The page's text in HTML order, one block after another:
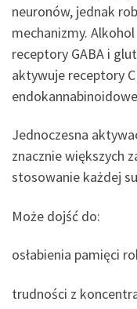
neuronów, jednak
mechanizmy.
receptory GABA i
aktywuje receptory
Jednoczesna
znacznie większych
stosowanie każdej
Może dojść do:
osłabienia pamięci
trudności z